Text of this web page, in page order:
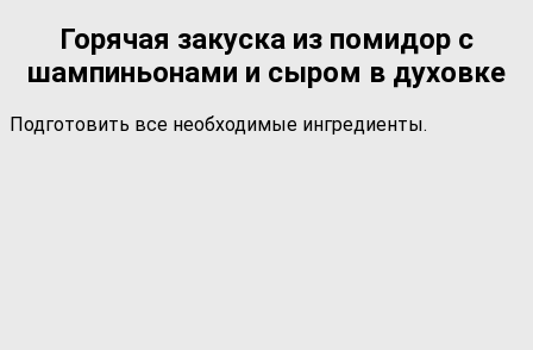
Горячая закуска из помидор с
шампиньонами и сыром в духовке
Подготовить все необходимые ингредиенты.